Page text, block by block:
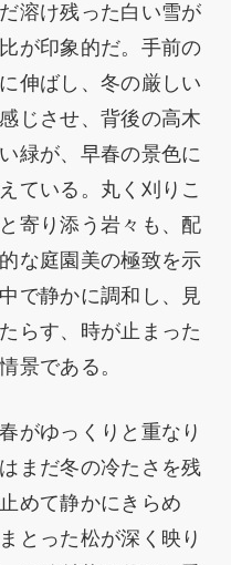
溶け残った白い雪が
が印象的だ。手前の
伸ばし、冬の厳しい
じさせ、背後の高木
緑が、早春の景色に
ている。丸く刈りこ
寄り添う岩々も、配
な庭園美の極致を示
で静かに調和し、見
らす、時が止まった
景である。
がゆっくりと重なり
まだ冬の冷たさを残
めて静かにきらめ
とった松が深く映り